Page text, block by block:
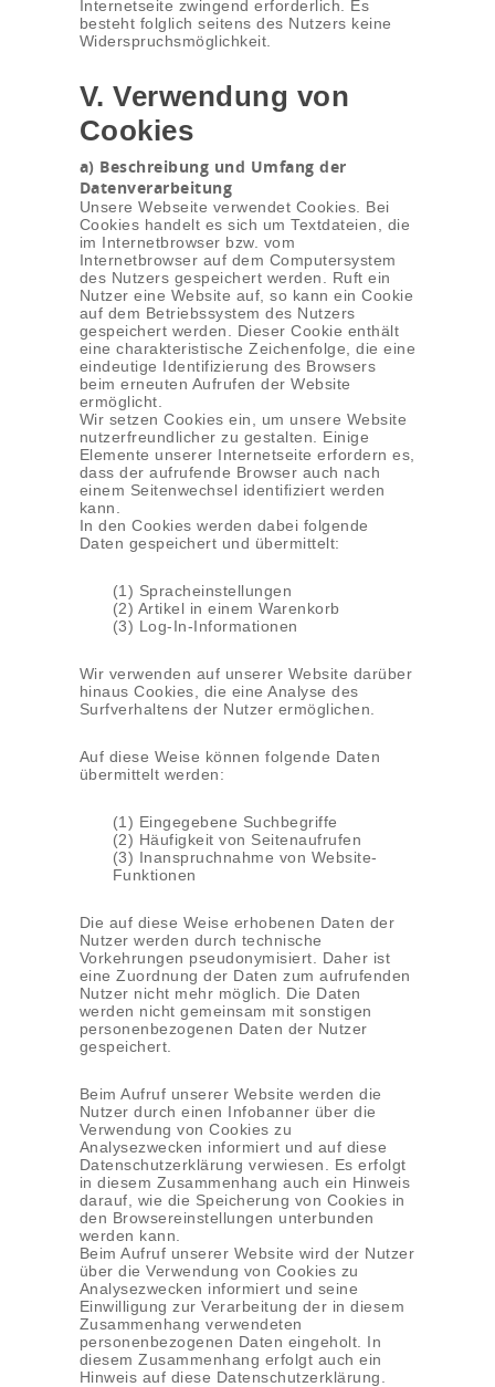
Internetseite zwingend erforderlich. Es
besteht folglich seitens des Nutzers keine
Widerspruchsmöglichkeit.
V. Verwendung von
Cookies
a) Beschreibung und Umfang der
Datenverarbeitung
Unsere Webseite verwendet Cookies. Bei
Cookies handelt es sich um Textdateien, die
im Internetbrowser bzw. vom
Internetbrowser auf dem Computersystem
des Nutzers gespeichert werden. Ruft ein
Nutzer eine Website auf, so kann ein Cookie
auf dem Betriebssystem des Nutzers
gespeichert werden. Dieser Cookie enthält
eine charakteristische Zeichenfolge, die eine
eindeutige Identifizierung des Browsers
beim erneuten Aufrufen der Website
ermöglicht.
Wir setzen Cookies ein, um unsere Website
nutzerfreundlicher zu gestalten. Einige
Elemente unserer Internetseite erfordern es,
dass der aufrufende Browser auch nach
einem Seitenwechsel identifiziert werden
kann.
In den Cookies werden dabei folgende
Daten gespeichert und übermittelt:
(1) Spracheinstellungen
(2) Artikel in einem Warenkorb
(3) Log-In-Informationen
Wir verwenden auf unserer Website darüber
hinaus Cookies, die eine Analyse des
Surfverhaltens der Nutzer ermöglichen.
Auf diese Weise können folgende Daten
übermittelt werden:
(1) Eingegebene Suchbegriffe
(2) Häufigkeit von Seitenaufrufen
(3) Inanspruchnahme von Website-
Funktionen
Die auf diese Weise erhobenen Daten der
Nutzer werden durch technische
Vorkehrungen pseudonymisiert. Daher ist
eine Zuordnung der Daten zum aufrufenden
Nutzer nicht mehr möglich. Die Daten
werden nicht gemeinsam mit sonstigen
personenbezogenen Daten der Nutzer
gespeichert.
Beim Aufruf unserer Website werden die
Nutzer durch einen Infobanner über die
Verwendung von Cookies zu
Analysezwecken informiert und auf diese
Datenschutzerklärung verwiesen. Es erfolgt
in diesem Zusammenhang auch ein Hinweis
darauf, wie die Speicherung von Cookies in
den Browsereinstellungen unterbunden
werden kann.
Beim Aufruf unserer Website wird der Nutzer
über die Verwendung von Cookies zu
Analysezwecken informiert und seine
Einwilligung zur Verarbeitung der in diesem
Zusammenhang verwendeten
personenbezogenen Daten eingeholt. In
diesem Zusammenhang erfolgt auch ein
Hinweis auf diese Datenschutzerklärung.